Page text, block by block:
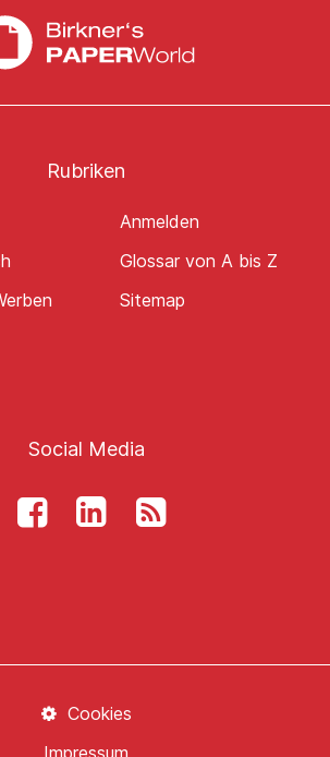
Rubriken
Anmelden
Glossar von A bis Z
Sitemap
Social Media
Cookies